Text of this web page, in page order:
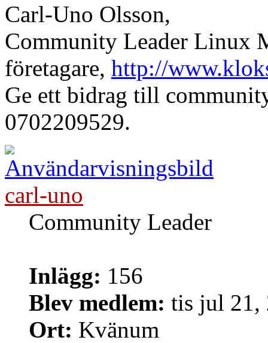
Carl-Uno Olsson,
Community Leader Linux
företagare, http://
Ge ett bidrag till
0702209529.
carl-uno
Community Leader
Inlägg: 156
Blev medlem: tis jul 21,
Ort: Kvänum